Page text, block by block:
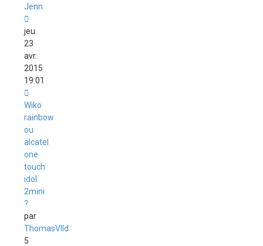
Jenn
jeu.
23
avr.
2015
19:01
Wiko
rainbow
ou
alcatel
one
touch
idol
2mini
?
par
ThomasVlld
5